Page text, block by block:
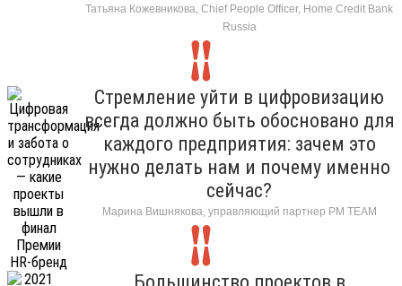
Татьяна Кожевникова, Chief People Officer, Home Credit Bank
Russia
Стремление уйти в цифровизацию
всегда должно быть обосновано для
каждого предприятия: зачем это
нужно делать нам и почему именно
сейчас?
Марина Вишнякова, управляющий партнер РМ ТЕАМ